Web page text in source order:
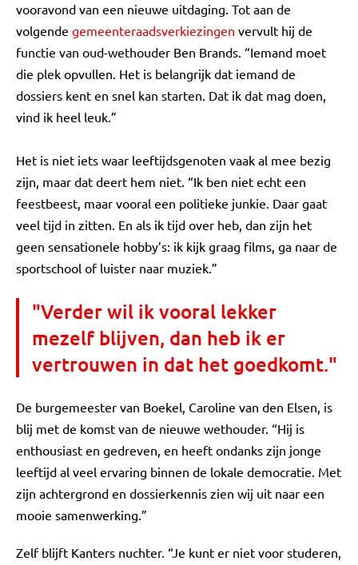
vooravond van een nieuwe uitdaging. Tot aan de
volgende gemeenteraadsverkiezingen vervult hij de
functie van oud-wethouder Ben Brands. “Iemand moet
die plek opvullen. Het is belangrijk dat iemand de
dossiers kent en snel kan starten. Dat ik dat mag doen,
vind ik heel leuk.”
Het is niet iets waar leeftijdsgenoten vaak al mee bezig
zijn, maar dat deert hem niet. “Ik ben niet echt een
feestbeest, maar vooral een politieke junkie. Daar gaat
veel tijd in zitten. En als ik tijd over heb, dan zijn het
geen sensationele hobby’s: ik kijk graag films, ga naar de
sportschool of luister naar muziek.”
"Verder wil ik vooral lekker
mezelf blijven, dan heb ik er
vertrouwen in dat het goedkomt."
De burgemeester van Boekel, Caroline van den Elsen, is
blij met de komst van de nieuwe wethouder. “Hij is
enthousiast en gedreven, en heeft ondanks zijn jonge
leeftijd al veel ervaring binnen de lokale democratie. Met
zijn achtergrond en dossierkennis zien wij uit naar een
mooie samenwerking.”
Zelf blijft Kanters nuchter. “Je kunt er niet voor studeren,